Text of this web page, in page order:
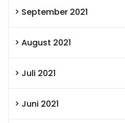
September 2021
August 2021
Juli 2021
Juni 2021